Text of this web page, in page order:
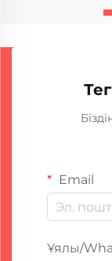
Email
Ұялы/